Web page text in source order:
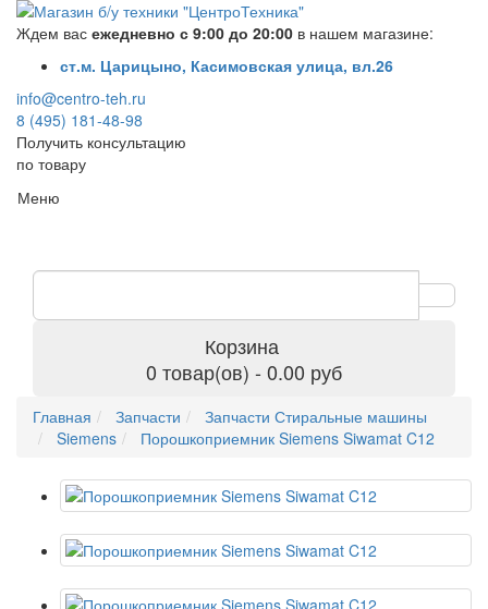
Ждем вас ежедневно с 9:00 до 20:00 в нашем магазине:
ст.м. Царицыно, Касимовская улица, вл.26
info@centro-teh.ru
8 (495) 181-48-98
Получить консультацию
по товару
Меню
Корзина
0 товар(ов) - 0.00 руб
Главная Запчасти
Запчасти Стиральные машины
Siemens
Порошкоприемник Siemens Siwamat C12